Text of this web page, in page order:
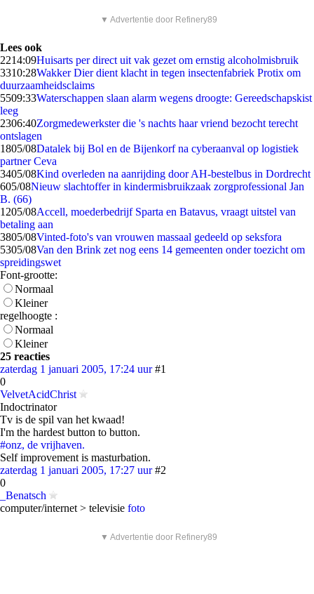
▼ Advertentie door Refinery89
Lees ook
2214:09Huisarts per direct uit vak gezet om ernstig alcoholmisbruik
3310:28Wakker Dier dient klacht in tegen insectenfabriek Protix om
duurzaamheidsclaims
5509:33Waterschappen slaan alarm wegens droogte: Gereedschapskist
leeg
2306:40Zorgmedewerkster die 's nachts haar vriend bezocht terecht
ontslagen
1805/08Datalek bij Bol en de Bijenkorf na cyberaanval op logistiek
partner Ceva
3405/08Kind overleden na aanrijding door AH-bestelbus in Dordrecht
605/08Nieuw slachtoffer in kindermisbruikzaak zorgprofessional Jan
B. (66)
1205/08Accell, moederbedrijf Sparta en Batavus, vraagt uitstel van
betaling aan
3805/08Vinted-foto's van vrouwen massaal gedeeld op seksfora
5305/08Van den Brink zet nog eens 14 gemeenten onder toezicht om
spreidingswet
Font-grootte:
Normaal
Kleiner
regelhoogte :
Normaal
Kleiner
25 reacties
zaterdag 1 januari 2005, 17:24 uur #1
0
VelvetAcidChrist
Indoctrinator
Tv is de spil van het kwaad!
I'm the hardest button to button.
#onz, de vrijhaven.
Self improvement is masturbation.
zaterdag 1 januari 2005, 17:27 uur #2
0
_Benatsch
computer/internet > televisie foto
▼ Advertentie door Refinery89